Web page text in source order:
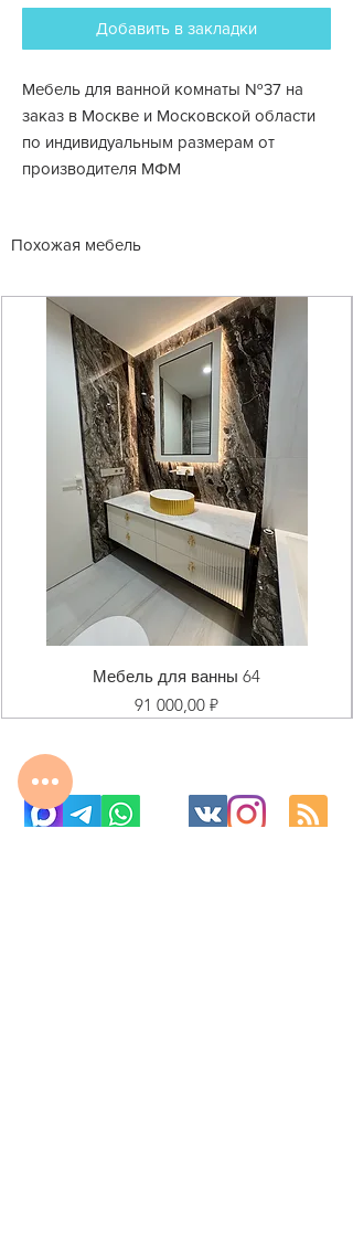
Добавить в закладки
Мебель для ванной комнаты №37 на
заказ в Москве и Московской области
по индивидуальным размерам от
производителя МФМ
Похожая мебель
Мебель для ванны 64
Цена
91 000,00 ₽